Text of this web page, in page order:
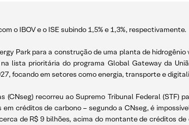
o IBOV e o ISE subindo 1,5% e 1,3%, respectivamente.
Park para a construção de uma planta de
lista prioritária do programa Global Gateway da
focando em setores como energia, transporte e
(CNseg) recorreu ao Supremo Tribunal Federal (STF)
créditos de carbono – segundo a CNseg, é
de R$ 9 bilhões, acima do montante de créditos